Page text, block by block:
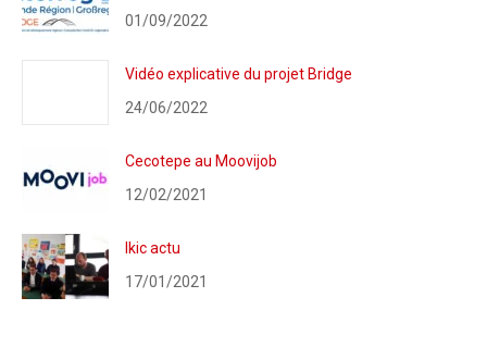
01/09/2022
Vidéo explicative du projet Bridge
24/06/2022
Cecotepe au Moovijob
12/02/2021
Ikic actu
17/01/2021